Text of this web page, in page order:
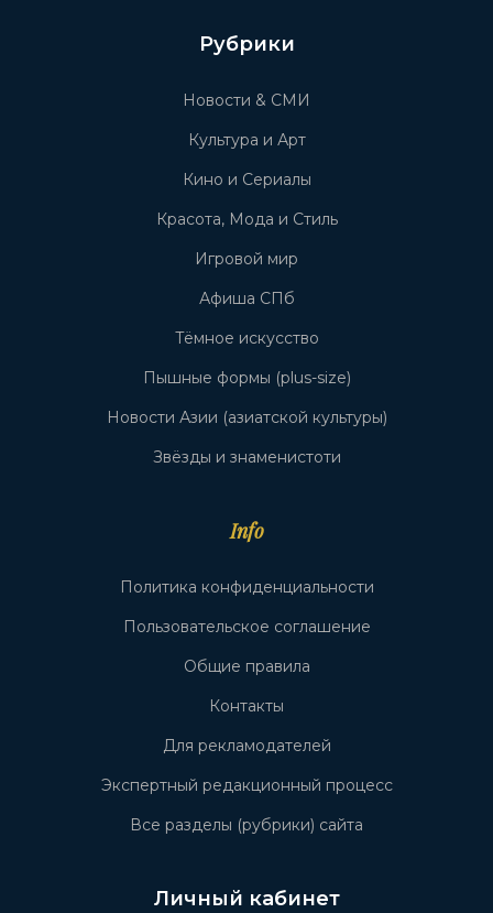
Рубрики
Новости & СМИ
Культура и Арт
Кино и Сериалы
Красота, Мода и Стиль
Игровой мир
Афиша СПб
Тёмное искусство
Пышные формы (plus-size)
Новости Азии (азиатской культуры)
Звёзды и знаменистоти
Info
Политика конфиденциальности
Пользовательское соглашение
Общие правила
Контакты
Для рекламодателей
Экспертный редакционный процесс
Все разделы (рубрики) сайта
Личный кабинет